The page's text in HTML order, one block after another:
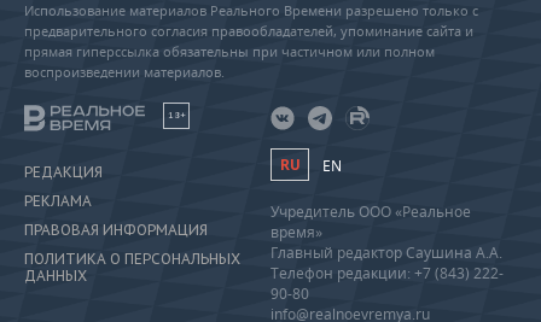
Использование материалов Реального Времени разрешено только с
предварительного согласия правообладателей, упоминание сайта и
прямая гиперссылка обязательны при частичном или полном
воспроизведении материалов.
18+
РЕДАКЦИЯ
РЕКЛАМА
ПРАВОВАЯ ИНФОРМАЦИЯ
ПОЛИТИКА О ПЕРСОНАЛЬНЫХ
ДАННЫХ
RU EN
Учредитель ООО «Реальное
время»
Главный редактор Саушина А.А.
Телефон редакции: +7 (843) 222-
90-80
info@realnoevremya.ru